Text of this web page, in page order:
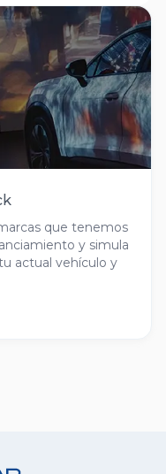
que tenemos
y simula
actual vehículo y